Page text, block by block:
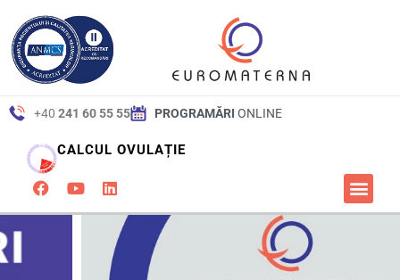
+40 241 60 55 55 PROGRAMĂRI ONLINE
CALCUL OVULAȚIE